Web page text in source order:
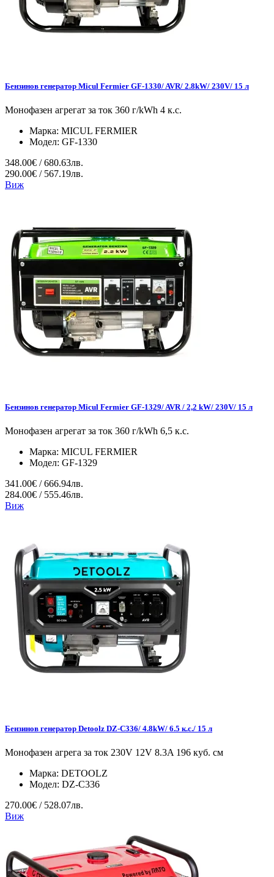
Бензинов генератор Micul Fermier GF-1330/ AVR/ 2.8kW/ 230V/ 15 л
Монофазен агрегат за ток 360 г/kWh 4 к.с.
Марка: MICUL FERMIER
Модел: GF-1330
348.00€ / 680.63лв.
290.00€ / 567.19лв.
Виж
Бензинов генератор Micul Fermier GF-1329/ AVR / 2,2 kW/ 230V/ 15 л
Монофазен агрегат за ток 360 г/kWh 6,5 к.с.
Марка: MICUL FERMIER
Модел: GF-1329
341.00€ / 666.94лв.
284.00€ / 555.46лв.
Виж
Бензинов генератор Detoolz DZ-C336/ 4.8kW/ 6.5 к.с./ 15 л
Монофазен агрега за ток 230V 12V 8.3A 196 куб. см
Марка: DETOOLZ
Модел: DZ-C336
270.00€ / 528.07лв.
Виж